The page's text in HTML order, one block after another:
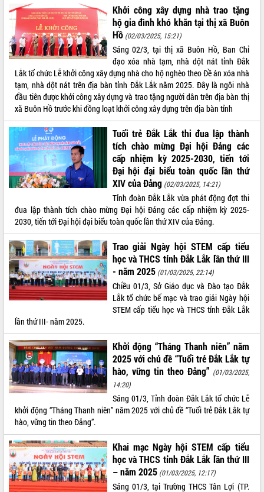
Đắk Lắk công bố Quy hoạch và xúc
tiến đầu tư tỉnh
Ngành cá ngừ Đắk Lắk chủ động thích
ứng để giữ vững thị trường xuất khẩu
Diễn đàn Kinh tế tư nhân Việt Nam đột
phá cơ chế - Hợp tác công tư
Đề án 06 tạo bước ngoặt đột phá trong
cải cách hành chính tỉnh Đắk Lắk
Kết nối tour, đẩy mạnh chuyển đổi số
để phát triển du lịch Đắk Lắk
Khởi động Dự án Đầu tư xây dựng hạ
tầng kỹ thuật Cụm công nghiệp Tân
Tiến
Gặp mặt các cơ quan báo chí nhân Kỷ
niệm 101 năm Ngày Báo chí Cách
Đắk Lắk sơ kết 4 năm triển khai thực
hiện Đề án 06 của Chính phủ
Họp báo thông tin về Hội nghị Công bố
Quy hoạch và Xúc tiến đầu tư tỉnh Đắk
Lắk
Khơi thông điểm nghẽn, đẩy nhanh
giải ngân vốn khắc phục thiên tai
HĐND tỉnh thông qua điều chỉnh Quy
hoạch tỉnh thời kỳ 2021-2030
Hội thảo góp ý hồ sơ điều chỉnh quy
hoạch tỉnh Đắk Lắk thời kỳ 2021-2030,
tầm nhìn đến năm 2050
Nâng cao hiệu quả hoạt động của các
doanh nghiệp nhà nước
truyền số liệu chuyên dùng phục vụ cơ
quan Đảng, Nhà nước
Lễ phát động chuỗi hoạt động chung
tay làm sạch môi trường
Xã Ea Kar bước chuyển mình trong
công tác cải cách hành chính mô hình
mới
Khởi công xây dựng nhà trao tặng
hộ gia đình khó khăn tại thị xã Buôn
Hồ (02/03/2025, 15:21)
Sáng 02/3, tại thị xã Buôn Hồ, Ban Chỉ
đạo xóa nhà tạm, nhà dột nát tỉnh Đắk
Lắk tổ chức Lễ khởi công xây dựng nhà cho hộ nghèo theo Đề án xóa nhà
tạm, nhà dột nát trên địa bàn tỉnh Đắk Lắk năm 2025. Đây là ngôi nhà
đầu tiên được khởi công xây dựng và trao tặng người dân trên địa bàn thị
xã Buôn Hồ trước khi đồng loạt khởi công xây dựng trên địa bàn tỉnh
Tuổi trẻ Đắk Lắk thi đua lập thành
tích chào mừng Đại hội Đảng các
cấp nhiệm kỳ 2025-2030, tiến tới
Đại hội đại biểu toàn quốc lần thứ
XIV của Đảng (02/03/2025, 14:21)
Tỉnh đoàn Đắk Lắk vừa phát động đợt thi
đua lập thành tích chào mừng Đại hội Đảng các cấp nhiệm kỳ 2025-
2030, tiến tới Đại hội đại biểu toàn quốc lần thứ XIV của Đảng.
Trao giải Ngày hội STEM cấp tiểu
học và THCS tỉnh Đắk Lắk lần thứ III
- năm 2025 (01/03/2025, 22:14)
Chiều 01/3, Sở Giáo dục và Đào tạo Đắk
Lắk tổ chức bế mạc và trao giải Ngày hội
STEM cấp tiểu học và THCS tỉnh Đắk Lắk
lần thứ III- năm 2025.
Khởi động “Tháng Thanh niên” năm
2025 với chủ đề “Tuổi trẻ Đắk Lắk tự
hào, vững tin theo Đảng” (01/03/2025,
14:20)
Sáng 01/3, Tỉnh đoàn Đắk Lắk tổ chức Lễ
khởi động “Tháng Thanh niên” năm 2025 với chủ đề “Tuổi trẻ Đắk Lắk tự
hào, vững tin theo Đảng”.
Khai mạc Ngày hội STEM cấp tiểu
học và THCS tỉnh Đắk Lắk lần thứ III
– năm 2025 (01/03/2025, 12:17)
Sáng 01/3, tại Trường THCS Tân Lợi (TP.